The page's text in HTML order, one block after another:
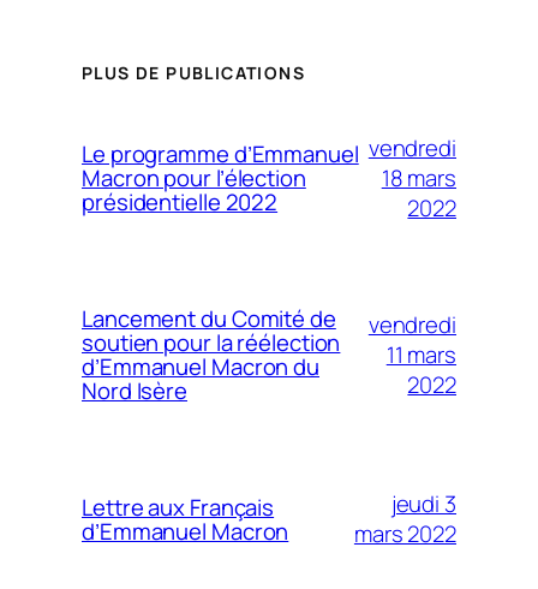
PLUS DE PUBLICATIONS
Le programme d’Emmanuel
Macron pour l’élection
présidentielle 2022
vendredi
18 mars
2022
Lancement du Comité de
soutien pour la réélection
d’Emmanuel Macron du
Nord Isère
vendredi
11 mars
2022
Lettre aux Français
d’Emmanuel Macron
jeudi 3
mars 2022